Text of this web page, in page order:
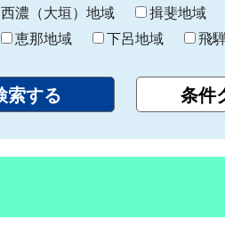
西濃（大垣）地域 揖斐地域
恵那地域 下呂地域 飛